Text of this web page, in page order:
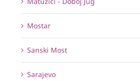
Mostar
Sanski Most
Sarajevo